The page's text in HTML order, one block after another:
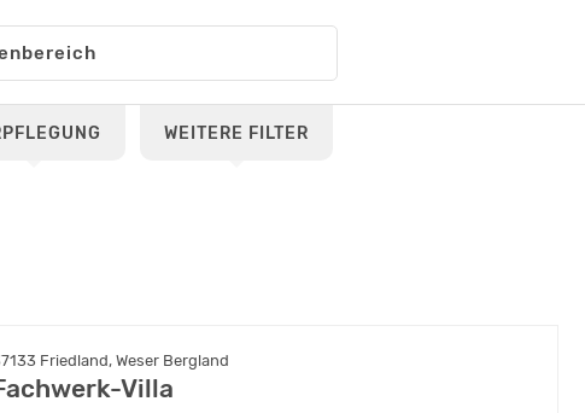
WEITERE FILTER
Friedland, Weser Bergland
Villa